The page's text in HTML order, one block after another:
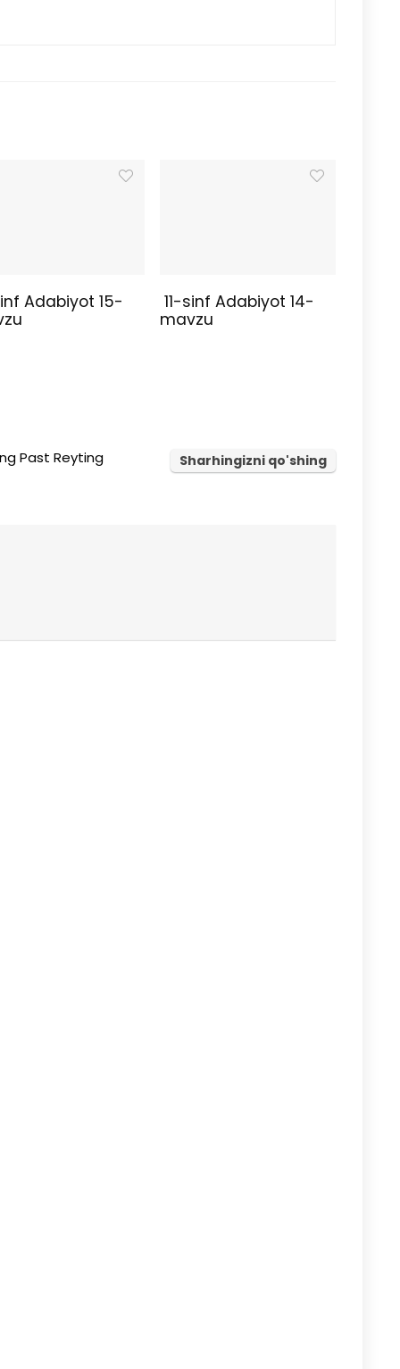
Adabiyot 15-
11-sinf Adabiyot 14-
mavzu
Past Reyting Sharhingizni qo'shing